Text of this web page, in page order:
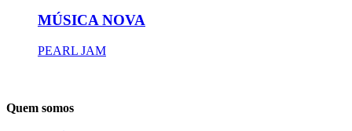
MÚSICA NOVA
PEARL JAM
Quem somos